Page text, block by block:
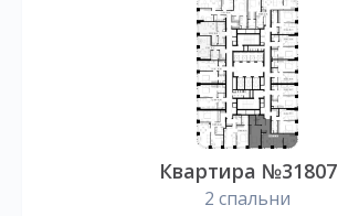
Квартира №31807
2 спальни